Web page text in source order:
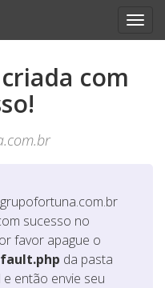
com
grupofortuna.com.br
sucesso no
favor apague o
da pasta
e então envie seu